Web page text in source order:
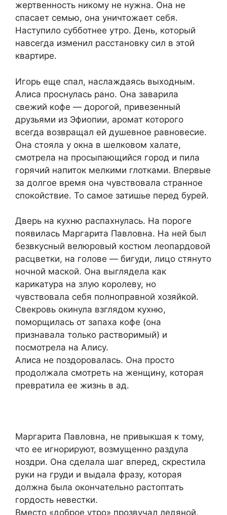
жертвенность никому не нужна. Она не
спасает семью, она уничтожает себя.
Наступило субботнее утро. День, который
навсегда изменил расстановку сил в этой
квартире.
Игорь еще спал, наслаждаясь выходным.
Алиса проснулась рано. Она заварила
свежий кофе — дорогой, привезенный
друзьями из Эфиопии, аромат которого
всегда возвращал ей душевное равновесие.
Она стояла у окна в шелковом халате,
смотрела на просыпающийся город и пила
горячий напиток мелкими глотками. Впервые
за долгое время она чувствовала странное
спокойствие. То самое затишье перед бурей.
Дверь на кухню распахнулась. На пороге
появилась Маргарита Павловна. На ней был
безвкусный велюровый костюм леопардовой
расцветки, на голове — бигуди, лицо стянуто
ночной маской. Она выглядела как
карикатура на злую королеву, но
чувствовала себя полноправной хозяйкой.
Свекровь окинула взглядом кухню,
поморщилась от запаха кофе (она
признавала только растворимый) и
посмотрела на Алису.
Алиса не поздоровалась. Она просто
продолжала смотреть на женщину, которая
превратила ее жизнь в ад.
Маргарита Павловна, не привыкшая к тому,
что ее игнорируют, возмущенно раздула
ноздри. Она сделала шаг вперед, скрестила
руки на груди и выдала фразу, которая
должна была окончательно растоптать
гордость невестки.
Вместо «доброе утро» прозвучал ледяной,